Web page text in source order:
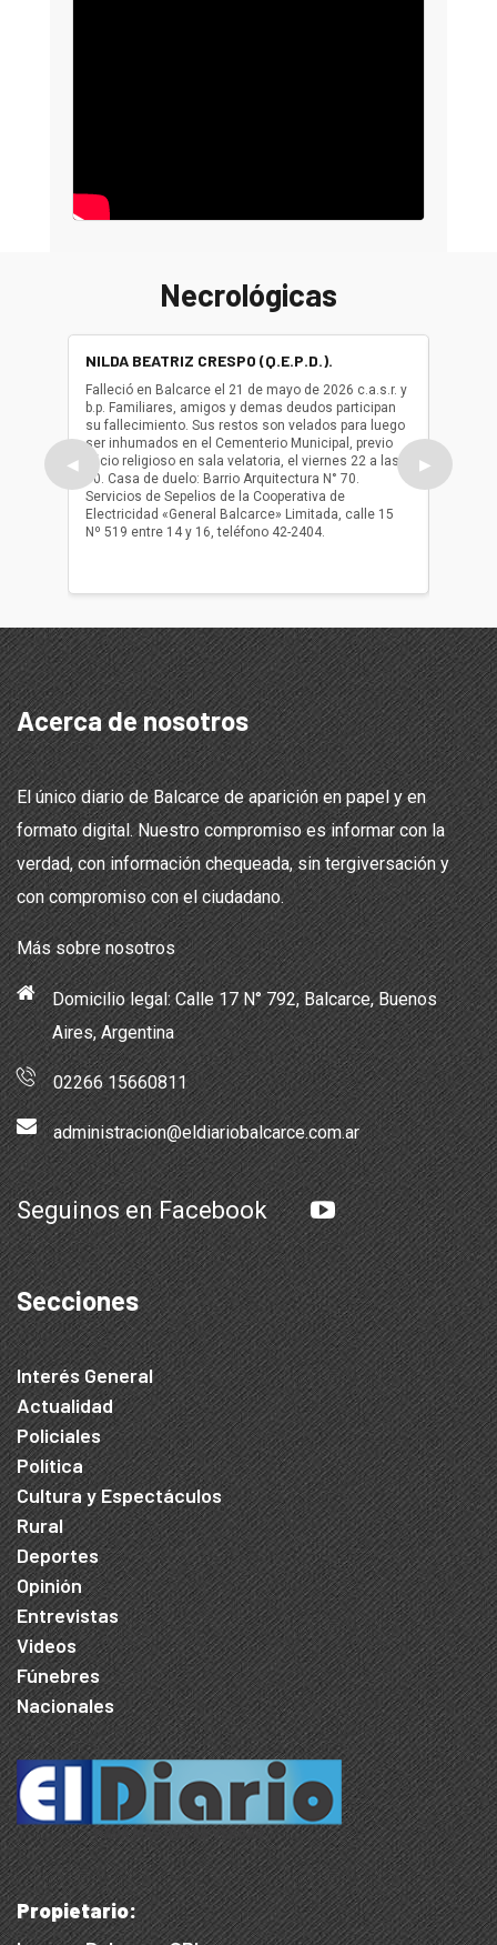
Necrológicas
◀
NILDA BEATRIZ CRESPO (Q.E.P.D.).
Falleció en Balcarce el 21 de mayo de 2026 c.a.s.r. y
b.p. Familiares, amigos y demas deudos participan
su fallecimiento. Sus restos son velados para luego
ser inhumados en el Cementerio Municipal, previo
oficio religioso en sala velatoria, el viernes 22 a las
10. Casa de duelo: Barrio Arquitectura N° 70.
Servicios de Sepelios de la Cooperativa de
Electricidad «General Balcarce» Limitada, calle 15
Nº 519 entre 14 y 16, teléfono 42-2404.
ser
oficio
▶
Acerca de nosotros
El único diario de Balcarce de aparición en papel y en
formato digital. Nuestro compromiso es informar con la
verdad, con información chequeada, sin tergiversación y
con compromiso con el ciudadano.
Más sobre nosotros
Domicilio legal: Calle 17 N° 792, Balcarce, Buenos
Aires, Argentina
02266 15660811
administracion@eldiariobalcarce.com.ar
Seguinos en Facebook
Secciones
Interés General
Actualidad
Policiales
Política
Cultura y Espectáculos
Rural
Deportes
Opinión
Entrevistas
Videos
Fúnebres
Nacionales
Propietario: